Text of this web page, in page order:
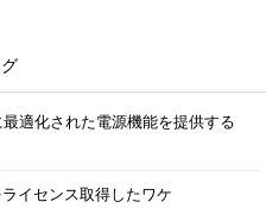
適化された電源機能を提供する
イセンス取得したワケ